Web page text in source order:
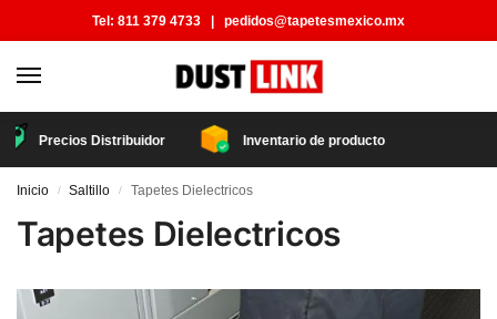
Tel: 811 379 4733 | pedidos@tapetesmexico.mx
Precios Distribuidor Inventario de producto
Inicio / Saltillo / Tapetes Dielectricos
Tapetes Dielectricos